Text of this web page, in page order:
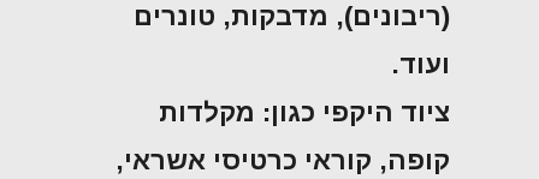
(ריבונים), מדבקות, טונרים
ועוד.
ציוד היקפי כגון: מקלדות
קופה, קוראי כרטיסי אשראי,